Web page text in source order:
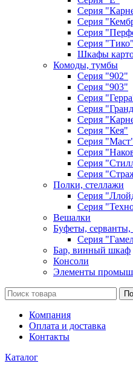
Серия
Серия
Серия
Серия "Тико"
Шкафы
Комоды, тумбы
Серия "902"
Серия "903"
Серия
Серия
Серия
Серия "Кея"
Серия
Серия
Серия
Серия
Полки, стеллажи
Серия
Серия
Вешалки
Буфеты,
Серия
Бар, винный шкаф
Консоли
Элементы
Компания
Оплата и доставка
Контакты
Каталог